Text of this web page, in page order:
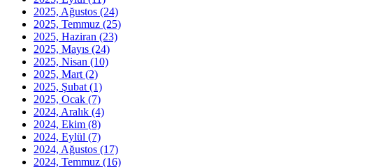
2025, Ağustos (24)
2025, Temmuz (25)
2025, Haziran (23)
2025, Mayıs (24)
2025, Nisan (10)
2025, Mart (2)
2025, Şubat (1)
2025, Ocak (7)
2024, Aralık (4)
2024, Ekim (8)
2024, Eylül (7)
2024, Ağustos (17)
2024, Temmuz (16)